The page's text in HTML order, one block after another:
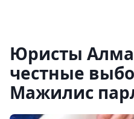
Юристы
честные
Мажилис